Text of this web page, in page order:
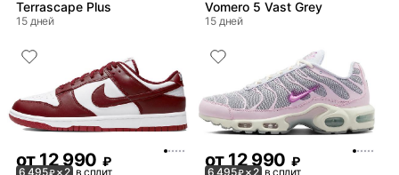
Terrascape Plus
15 дней
Vomero 5 Vast Grey
15 дней
от 12 990 ₽
6 495₽× 2 в сплит
от 12 990 ₽
6 495₽× 2 в сплит